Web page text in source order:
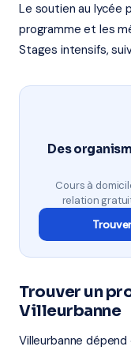
Le soutien au lycée
programme et les
Stages intensifs,
Des
Cours à
relation
Trouver un
Villeurbanne
Villeurbanne